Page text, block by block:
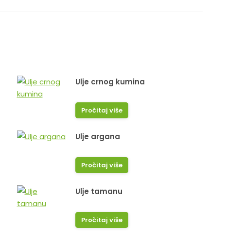
Ulje crnog kumina
Pročitaj više
Ulje argana
Pročitaj više
Ulje tamanu
Pročitaj više